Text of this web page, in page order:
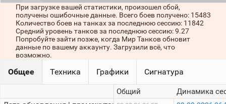
Статистика
стримеров
Информация
Онлайн
Цветовая
При загрузке вашей статистики, произошел сбой,
получены ошибочные данные. Всего боев получено: 15483
Количество боев на танках за последнюю сессию: 11842
Средний уровень танков за последнюю сессию: 9.27
Попробуйте зайти позже, когда Мир Танков обновит
данные по вашему аккаунту. Загрузили всё, что
возможно.
Общее Техника Графики Сигнатура
Общий Динамика